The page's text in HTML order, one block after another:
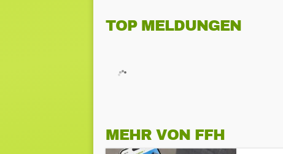
TOP MELDUNGEN
MEHR VON FFH